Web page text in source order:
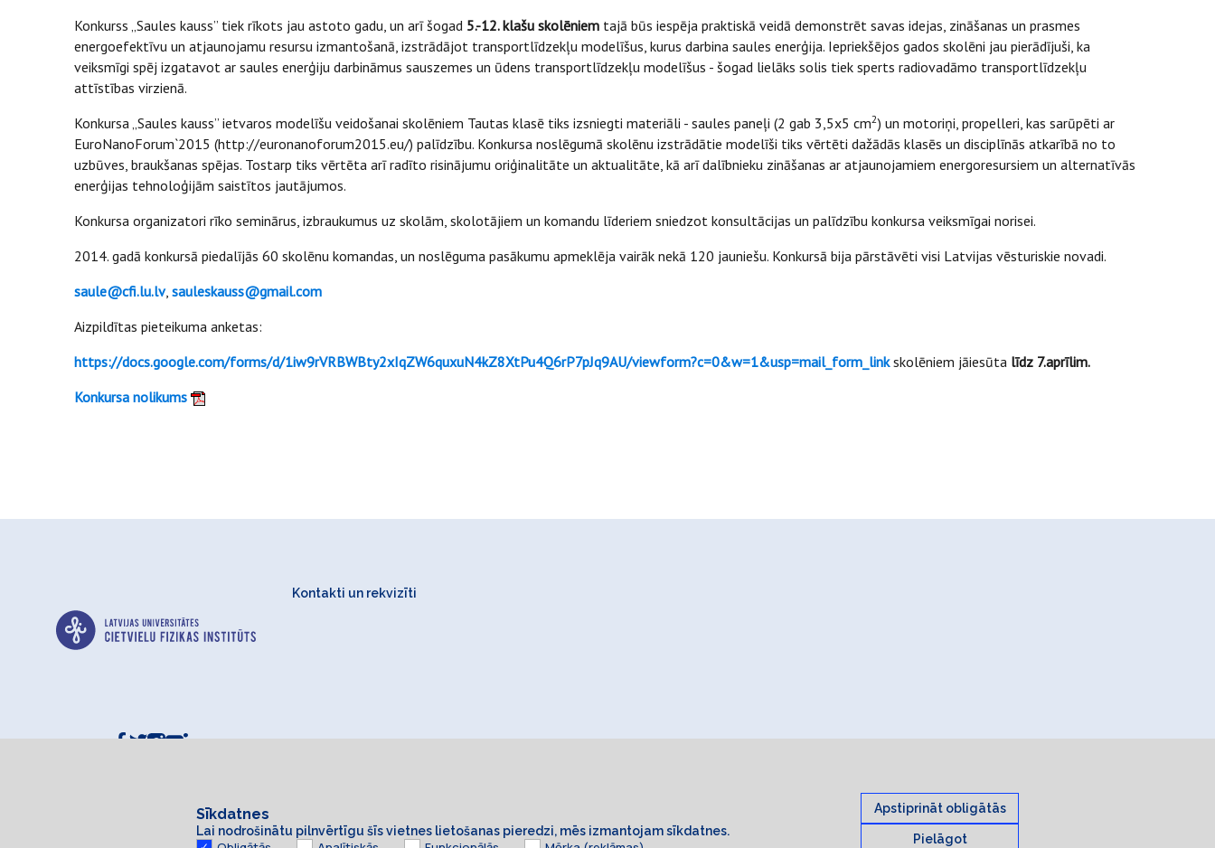
Konkurss „Saules kauss” tiek rīkots jau astoto gadu, un arī šogad 5.-12. klašu skolēniem tajā būs iespēja praktiskā veidā demonstrēt savas idejas, zināšanas un prasmes
energoefektīvu un atjaunojamu resursu izmantošanā, izstrādājot transportlīdzekļu modelīšus, kurus darbina saules enerģija. Iepriekšējos gados skolēni jau pierādījuši, ka
veiksmīgi spēj izgatavot ar saules enerģiju darbināmus sauszemes un ūdens transportlīdzekļu modelīšus - šogad lielāks solis tiek sperts radiovadāmo transportlīdzekļu
attīstības virzienā.
Konkursa „Saules kauss” ietvaros modelīšu veidošanai skolēniem Tautas klasē tiks izsniegti materiāli - saules paneļi (2 gab 3,5x5 cm2) un motoriņi, propelleri, kas sarūpēti ar
EuroNanoForum`2015 (http://euronanoforum2015.eu/) palīdzību. Konkursa noslēgumā skolēnu izstrādātie modelīši tiks vērtēti dažādās klasēs un disciplīnās atkarībā no to
uzbūves, braukšanas spējas. Tostarp tiks vērtēta arī radīto risinājumu oriģinalitāte un aktualitāte, kā arī dalībnieku zināšanas ar atjaunojamiem energoresursiem un alternatīvās
enerģijas tehnoloģijām saistītos jautājumos.
Konkursa organizatori rīko seminārus, izbraukumus uz skolām, skolotājiem un komandu līderiem sniedzot konsultācijas un palīdzību konkursa veiksmīgai norisei.
2014. gadā konkursā piedalījās 60 skolēnu komandas, un noslēguma pasākumu apmeklēja vairāk nekā 120 jauniešu. Konkursā bija pārstāvēti visi Latvijas vēsturiskie novadi.
saule@cfi.lu.lv, sauleskauss@gmail.com
Aizpildītas pieteikuma anketas:
https://docs.google.com/forms/d/1iw9rVRBWBty2xIqZW6quxuN4kZ8XtPu4Q6rP7pJq9AU/viewform?c=0&w=1&usp=mail_form_linkskolēniem jāiesūta līdz 7.aprīlim.
Konkursa nolikums
Kontakti un rekvizīti
Sīkdatnes
Lai nodrošinātu pilnvērtīgu šīs vietnes lietošanas pieredzi, mēs izmantojam sīkdatnes.
Apstiprināt obligātās
Pielāgot